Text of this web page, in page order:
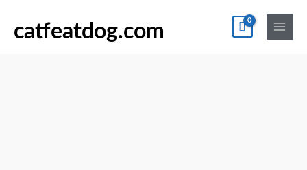
catfeatdog.com
Main
Menu
Вологий
корм